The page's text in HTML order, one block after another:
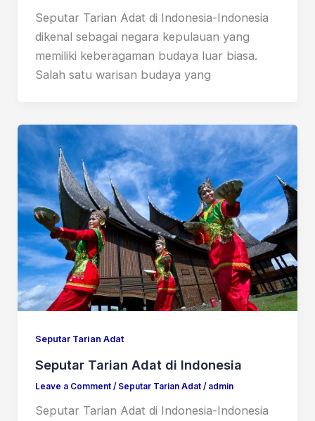
Seputar Tarian Adat di Indonesia-Indonesia
dikenal sebagai negara kepulauan yang
memiliki keberagaman budaya luar biasa.
Salah satu warisan budaya yang
Seputar Tarian Adat
Seputar Tarian Adat di Indonesia
Leave a Comment / Seputar Tarian Adat/ admin
Seputar Tarian Adat di Indonesia-Indonesia